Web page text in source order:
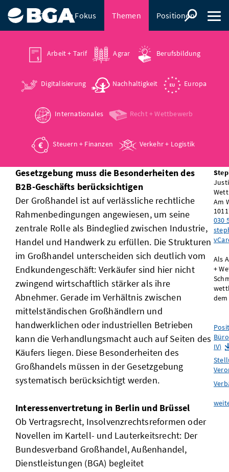
BGA Im Fokus Themen
Arbeit + Tarif Agrar Berufsbildung
Digitalisierung Nachhaltigkeit Europa
Internationales Recht + Wettbewerb
Steuern + Finanzen Verkehr + Logistik
Positionen
Presse
rahmenbedingungen für
den großhandel
Gesetzgebung muss die Besonderheiten des
B2B-Geschäfts berücksichtigen
Der Großhandel ist auf verlässliche rechtliche
Rahmenbedingungen angewiesen, um seine
zentrale Rolle als Bindeglied zwischen Industrie,
Handel und Handwerk zu erfüllen. Die Strukturen
im Großhandel unterscheiden sich deutlich vom
Endkundengeschäft: Verkäufer sind hier nicht
zwingend wirtschaftlich stärker als ihre
Abnehmer. Gerade im Verhältnis zwischen
mittelständischen Großhändlern und
handwerklichen oder industriellen Betrieben
kann die Verhandlungsmacht auch auf Seiten des
Käufers liegen. Diese Besonderheiten des
Großhandels müssen in der Gesetzgebung
systematisch berücksichtigt werden.
Interessenvertretung in Berlin und Brüssel
Ob Vertragsrecht, Insolvenzrechtsreformen oder
Novellen im Kartell- und Lauterkeitsrecht: Der
Bundesverband Großhandel, Außenhandel,
Dienstleistungen (BGA) begleitet
Am
030
Als
+
IV)